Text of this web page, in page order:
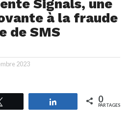
Signals, une
à la fraude
de SMS
2023
Partagez 0
PARTAGES